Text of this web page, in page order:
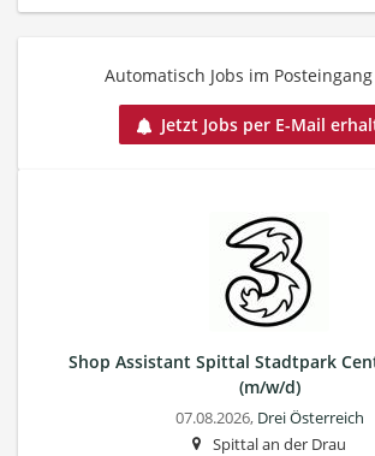
Automatisch Jobs im
Jetzt Jobs per E-Mail
Shop Assistant Spittal Stadtpark
(m/w/d)
07.08.2026, Drei Österreich
Spittal an der Drau